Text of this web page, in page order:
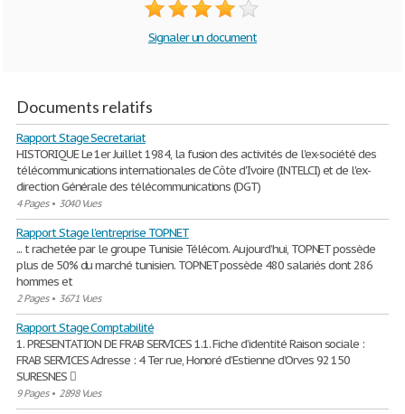
Signaler un document
Documents relatifs
Rapport Stage Secretariat
HISTORIQUE Le 1er Juillet 1984, la fusion des activités de l'ex-société des
télécommunications internationales de Côte d'Ivoire (INTELCI) et de l'ex-
direction Générale des télécommunications (DGT)
4 Pages• 3040 Vues
Rapport Stage l’entreprise TOPNET
... t rachetée par le groupe Tunisie Télécom. Aujourd’hui, TOPNET possède
plus de 50% du marché tunisien. TOPNET possède 480 salariés dont 286
hommes et
2 Pages• 3671 Vues
Rapport Stage Comptabilité
1. PRESENTATION DE FRAB SERVICES 1.1. Fiche d’identité Raison sociale :
FRAB SERVICES Adresse : 4 Ter rue, Honoré d’Estienne d’Orves 92 150
SURESNES 
9 Pages• 2898 Vues